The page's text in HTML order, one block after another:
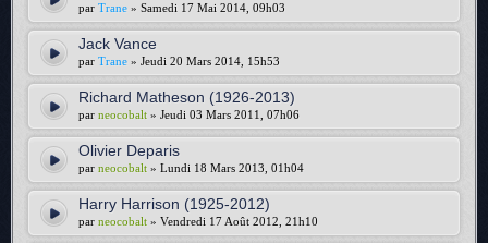
par Trane » Samedi 17 Mai 2014, 09h03
Jack Vance
par Trane » Jeudi 20 Mars 2014, 15h53
Richard Matheson (1926-2013)
par neocobalt » Jeudi 03 Mars 2011, 07h06
Olivier Deparis
par neocobalt » Lundi 18 Mars 2013, 01h04
Harry Harrison (1925-2012)
par neocobalt » Vendredi 17 Août 2012, 21h10